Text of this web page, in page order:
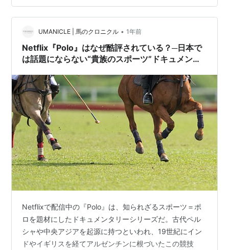
使い勝手＋乗り降りし易いSUVの方に向いたのでしょ
う。 この辺り最近のHONDAは強いです、わてくしも嫌
いではない、むしろ好印象です。 デザイン・質感（の見
せ方）ならアウディのQ2然り、HONDAに軍配が…
UMANICLE | 馬のクロニクル • 1年前
Netflix『Polo』はなぜ酷評されている？─日本で
は話題にならない“貴族のスポーツ”ドキュメンタ
Netflixで配信中の『Polo』は、知られざるスポーツ＝ポ
ロを題材にしたドキュメンタリーシリーズだ。古代ペル
シャや中央アジアを起源に持つといわれ、19世紀にイン
ドやイギリスを経てアルゼンチンに根づいたこの競技